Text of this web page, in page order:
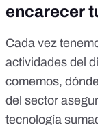
encarecer
Cada vez
actividades del
comemos,
del sector
tecnología